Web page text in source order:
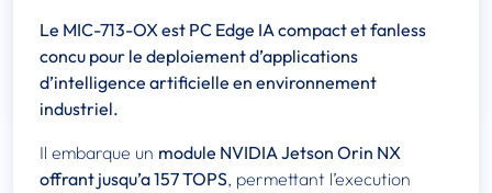
Le MIC-713-OX est PC Edge IA compact et fanless
concu pour le deploiement d’applications
d’intelligence artificielle en environnement
industriel.
Il embarque un module NVIDIA Jetson Orin NX
offrant jusqu’a 157 TOPS, permettant l’execution